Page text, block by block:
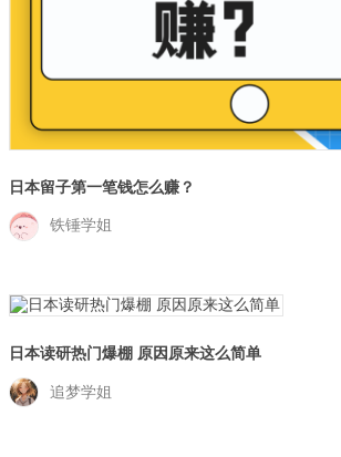
日本留子第一笔钱怎么赚？
铁锤学姐
日本读研热门爆棚 原因原来这么简单
追梦学姐